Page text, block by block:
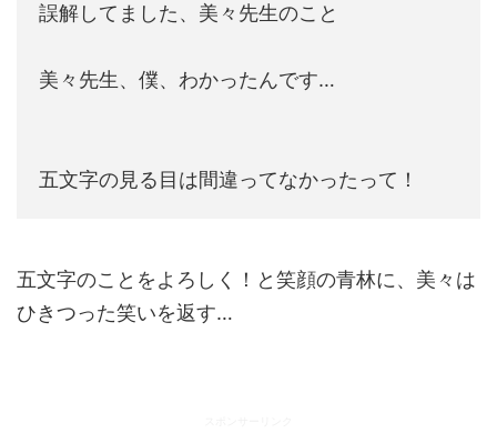
誤解してました、美々先生のこと
美々先生、僕、わかったんです…
五文字の見る目は間違ってなかったって！
五文字のことをよろしく！と笑顔の青林に、美々は
ひきつった笑いを返す…